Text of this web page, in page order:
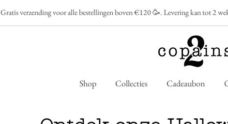
Gratis verzending voor alle bestellingen boven €120 🥳. Levering kan tot 2
Shop Collecties Cadeaubon